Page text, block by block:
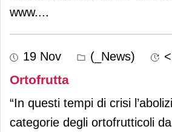
www....
19 Nov (_News)
Ortofrutta
“In questi tempi di crisi
categorie degli ortofrutticoli